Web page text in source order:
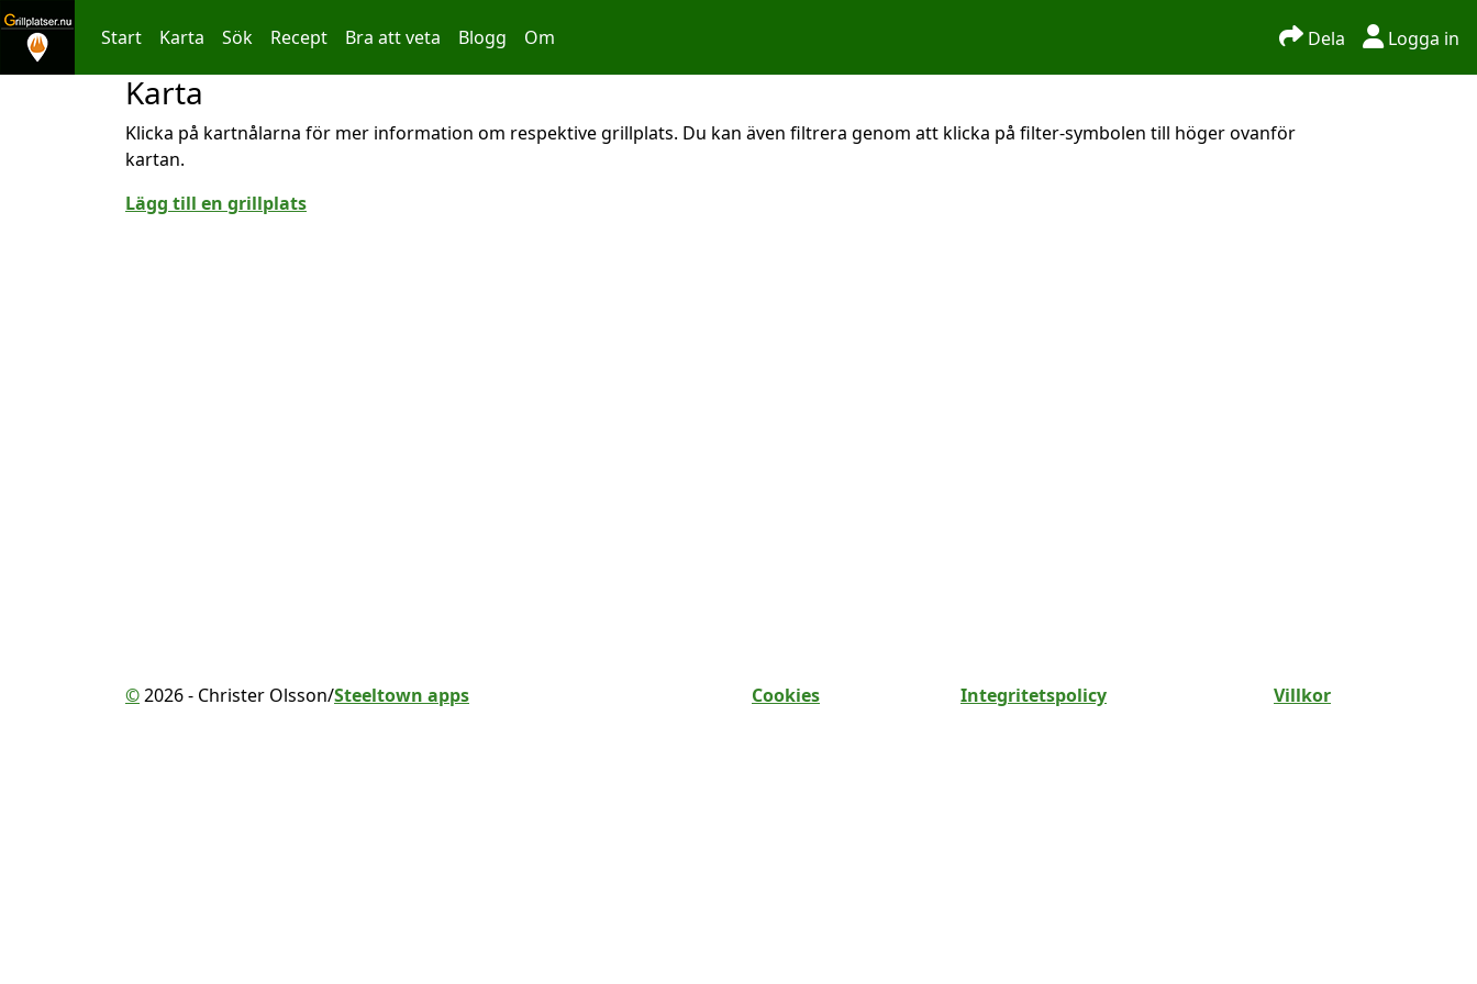
Hoppa till innehållet
Start Karta Sök Recept Bra att veta Blogg Om Dela Logga in
Karta
Klicka på kartnålarna för mer information om respektive grillplats. Du kan även filtrera genom att klicka på filter-symbolen till höger ovanför
kartan.
Lägg till en grillplats
©2026 - Christer Olsson/Steeltown apps Cookies Integritetspolicy Villkor